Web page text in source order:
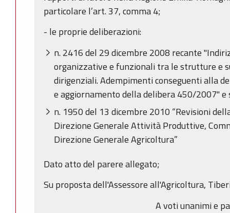
particolare l’art. 37, comma 4;
- le proprie deliberazioni:
n. 2416 del 29 dicembre 2008 recante
organizzative e funzionali tra le strutture e
dirigenziali. Adempimenti conseguenti alla
e aggiornamento della delibera 450/2007" e
n. 1950 del 13 dicembre 2010 “Revisioni
Direzione Generale Attività Produttive,
Direzione Generale Agricoltura”
Dato atto del parere allegato;
Su proposta dell'Assessore all'Agricoltura,
A voti unanimi e